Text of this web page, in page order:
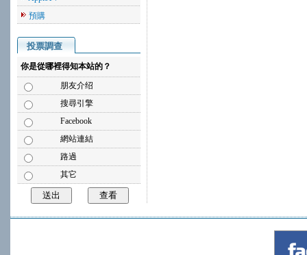
預購
投票調查
你是從哪裡得知本站的？
朋友介绍
搜尋引擎
Facebook
網站連結
路過
其它